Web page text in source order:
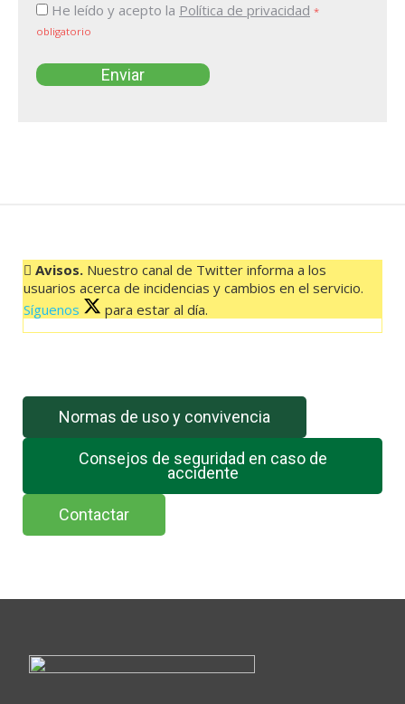
He leído y acepto la Política de privacidad *
obligatorio
Avisos. Nuestro canal de Twitter informa a los
usuarios acerca de incidencias y cambios en el servicio.
Síguenos
para estar al día.
El feed de Twitter no está disponible en este momento.
Normas de uso y convivencia
Consejos de seguridad en caso de
accidente
Contactar